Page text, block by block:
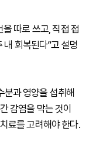
따로 쓰고, 직접 접
내 회복된다”고 설명
분과 영양을 섭취해
감염을 막는 것이
료를 고려해야 한다.